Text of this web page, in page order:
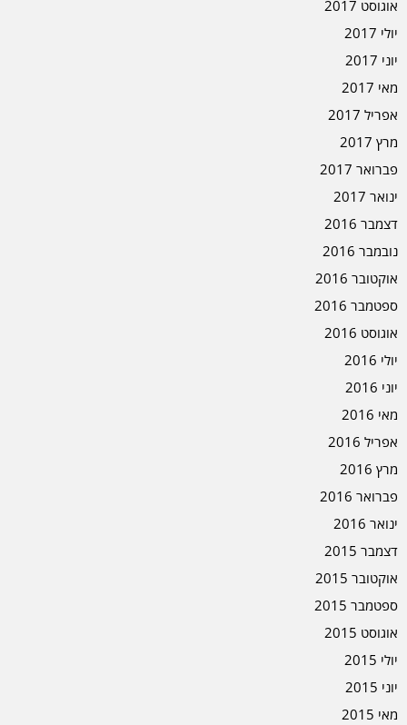
אוגוסט 2017
יולי 2017
יוני 2017
מאי 2017
אפריל 2017
מרץ 2017
פברואר 2017
ינואר 2017
דצמבר 2016
נובמבר 2016
אוקטובר 2016
ספטמבר 2016
אוגוסט 2016
יולי 2016
יוני 2016
מאי 2016
אפריל 2016
מרץ 2016
פברואר 2016
ינואר 2016
דצמבר 2015
אוקטובר 2015
ספטמבר 2015
אוגוסט 2015
יולי 2015
יוני 2015
מאי 2015